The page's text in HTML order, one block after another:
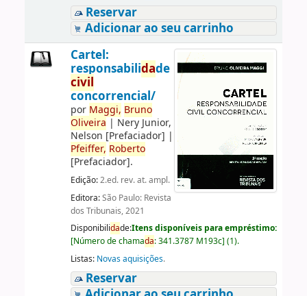
Reservar
Adicionar ao seu carrinho
Cartel:
responsabilidade
civil
concorrencial/
por Maggi, Bruno
Oliveira | Nery Junior,
Nelson [Prefaciador] |
Pfeiffer, Roberto
[Prefaciador].
Edição:2.ed. rev. at. ampl.
Editora:São Paulo: Revista
dos Tribunais, 2021
Disponibilidade:Itens disponíveis para empréstimo:
[Número de chamada:341.3787 M193c] (1).
Listas: Novas aquisições.
Reservar